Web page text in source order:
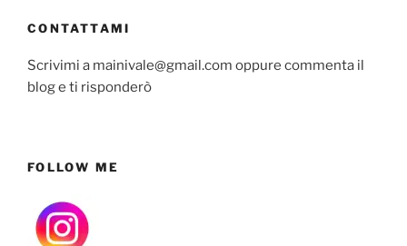
CONTATTAMI
Scrivimi a mainivale@gmail.com oppure commenta il
blog e ti risponderò
FOLLOW ME